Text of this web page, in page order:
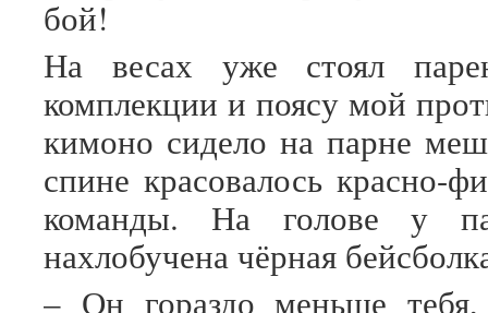
бой!
На весах уже стоял
комплекции и поясу мой
кимоно сидело на парне
спине красовалось красно-
команды. На голове у
нахлобучена чёрная
– Он гораздо меньше